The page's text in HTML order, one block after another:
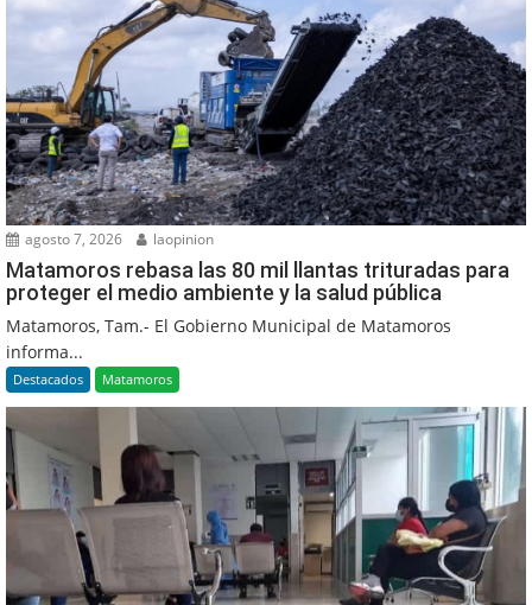
agosto 7, 2026 laopinion
Matamoros rebasa las 80 mil llantas trituradas para
proteger el medio ambiente y la salud pública
Matamoros, Tam.- El Gobierno Municipal de Matamoros
informa...
Destacados Matamoros